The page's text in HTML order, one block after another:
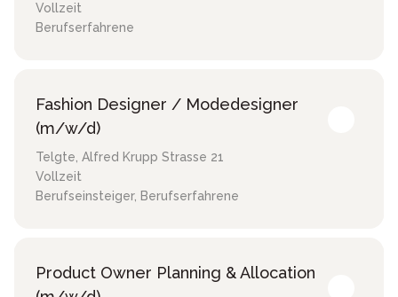
Vollzeit
Berufserfahrene
Fashion Designer / Modedesigner
(m/w/d)
Telgte, Alfred Krupp Strasse 21
Vollzeit
Berufseinsteiger, Berufserfahrene
Product Owner Planning & Allocation